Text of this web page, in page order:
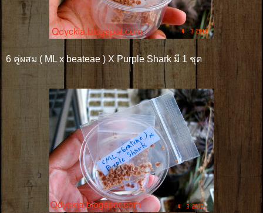
6 คู่ผสม ( ML x beateae ) X Purple Shark มี 1 ชุด